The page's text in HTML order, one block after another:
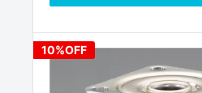
10%OFF